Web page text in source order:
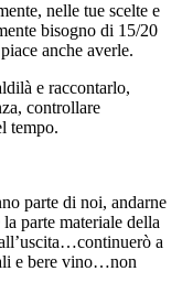
nelle tue scelte e
bisogno di 15/20
anche averle.
e raccontarlo,
controllare
tempo.
parte di noi, andarne
parte materiale della
a
e bere vino…non